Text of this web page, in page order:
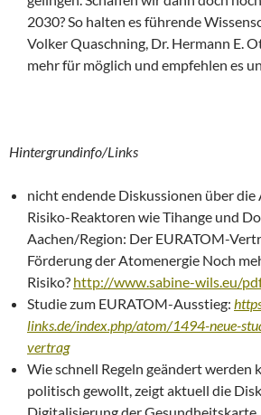
2030? So halten es führende
Volker Quaschning, Dr. Hermann E.
mehr für möglich und empfehlen es
Hintergrundinfo/Links
nicht endende Diskussionen über die
Risiko-Reaktoren wie Tihange und
Aachen/Region: Der EURATOM-
Förderung der Atomenergie Noch
Risiko? http://www.sabine-wils.eu/
Studie zum EURATOM-Ausstieg:
links.de/index.php/atom/1494-neue-
vertrag
Wie schnell Regeln geändert werden
politisch gewollt, zeigt aktuell die